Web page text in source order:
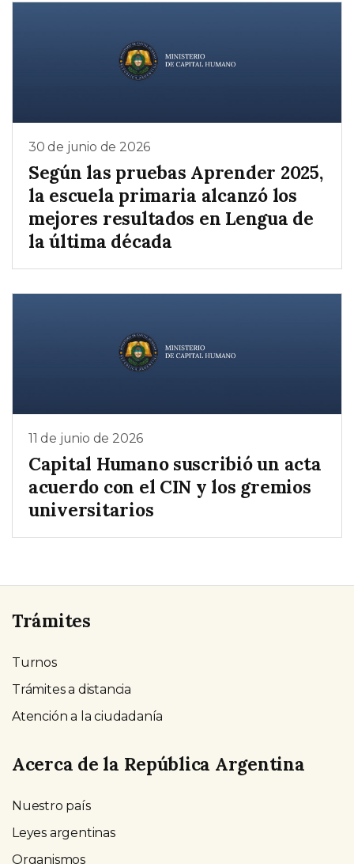
30 de junio de 2026
Según las pruebas Aprender 2025,
la escuela primaria alcanzó los
mejores resultados en Lengua de
la última década
11 de junio de 2026
Capital Humano suscribió un acta
acuerdo con el CIN y los gremios
universitarios
Trámites
Turnos
Trámites a distancia
Atención a la ciudadanía
Acerca de la República Argentina
Nuestro país
Leyes argentinas
Organismos